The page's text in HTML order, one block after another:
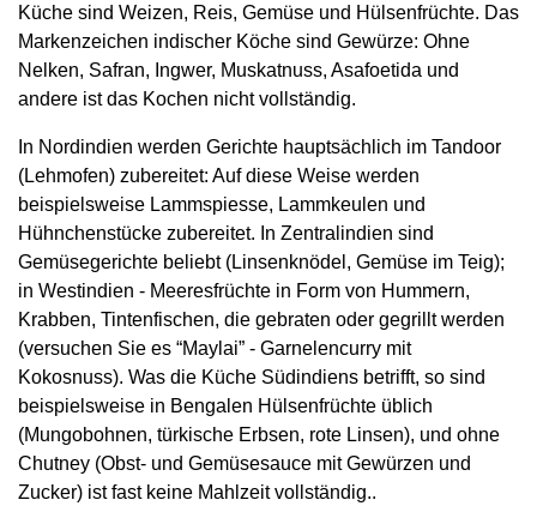
Küche sind Weizen, Reis, Gemüse und Hülsenfrüchte. Das
Markenzeichen indischer Köche sind Gewürze: Ohne
Nelken, Safran, Ingwer, Muskatnuss, Asafoetida und
andere ist das Kochen nicht vollständig.
In Nordindien werden Gerichte hauptsächlich im Tandoor
(Lehmofen) zubereitet: Auf diese Weise werden
beispielsweise Lammspiesse, Lammkeulen und
Hühnchenstücke zubereitet. In Zentralindien sind
Gemüsegerichte beliebt (Linsenknödel, Gemüse im Teig);
in Westindien - Meeresfrüchte in Form von Hummern,
Krabben, Tintenfischen, die gebraten oder gegrillt werden
(versuchen Sie es “Maylai” - Garnelencurry mit
Kokosnuss). Was die Küche Südindiens betrifft, so sind
beispielsweise in Bengalen Hülsenfrüchte üblich
(Mungobohnen, türkische Erbsen, rote Linsen), und ohne
Chutney (Obst- und Gemüsesauce mit Gewürzen und
Zucker) ist fast keine Mahlzeit vollständig..